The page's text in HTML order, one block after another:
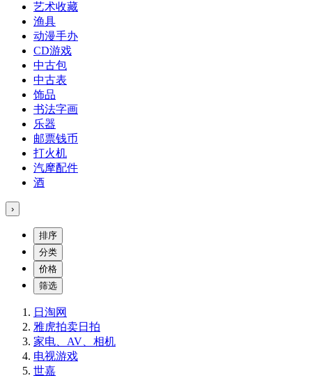
艺术收藏
渔具
动漫手办
CD游戏
中古包
中古表
饰品
书法字画
乐器
邮票钱币
打火机
汽摩配件
酒
›
排序
分类
价格
筛选
日淘网
雅虎拍卖日拍
家电、AV、相机
电视游戏
世嘉